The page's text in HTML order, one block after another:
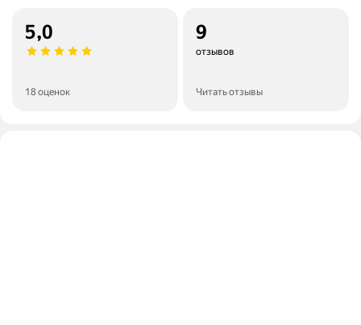
5,0
18 оценок
9
отзывов
Читать отзывы